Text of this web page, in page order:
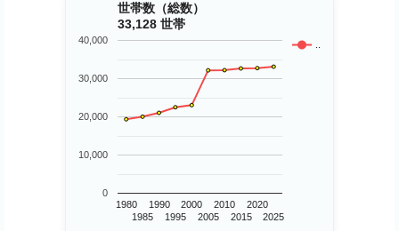
世帯数（総数）
33,128 世帯
..
1980
1985
1990
1995
2000
2005
2010
2015
2020
2025
0
10,000
20,000
30,000
40,000